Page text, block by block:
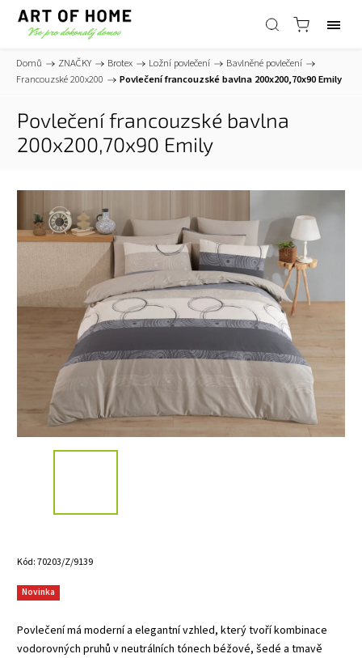
Domů / ZNAČKY / Brotex / Ložní povlečení / Bavlněné povlečení /
Francouzské 200x200 / Povlečení francouzské bavlna 200x200,70x90 Emily
Povlečení francouzské bavlna
200x200,70x90 Emily
Kód:70203/Z/9139
Novinka
Povlečení má moderní a elegantní vzhled, který tvoří kombinace
vodorovných pruhů v neutrálních tónech béžové, šedé a tmavě